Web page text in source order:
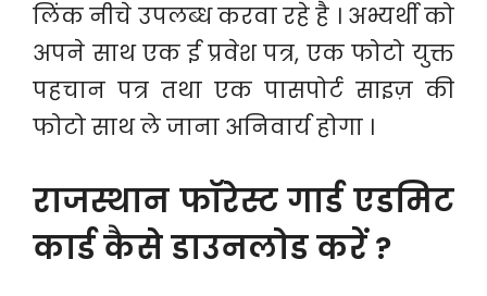
लिंक नीचे उपलब्ध करवा रहे है । अभ्यर्थी को
अपने साथ एक ई प्रवेश पत्र, एक फोटो युक्त
पहचान पत्र तथा एक पासपोर्ट साइज़ की
फोटो साथ ले जाना अनिवार्य होगा ।
राजस्थान फॉरेस्ट गार्ड एडमिट
कार्ड कैसे डाउनलोड करें ?